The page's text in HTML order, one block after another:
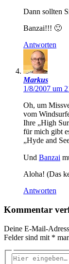
Dann sollten
Banzai!!! 🙂
Antworten
Markus
1/8/2007 um
Oh, um
vom
Ihre „High
für mich gibt
„Hyde and
Und Banzai
Aloha! (Das
Antworten
Kommentar
Deine E-Mail-
Felder sind mit *
Hier